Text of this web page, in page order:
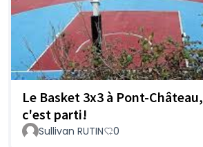
Le Basket 3x3 à Pont-Château,
c'est parti!
Sullivan RUTIN 0